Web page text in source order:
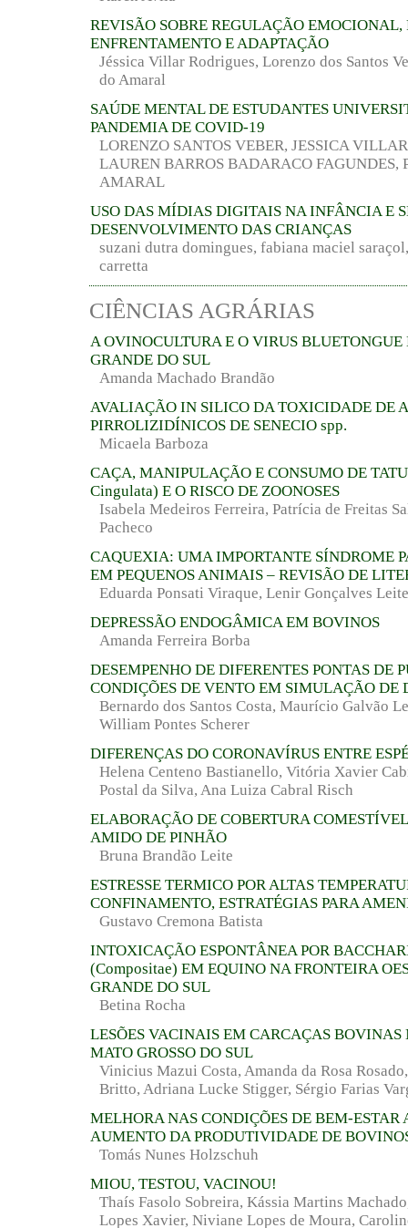
REVISÃO SOBRE REGULAÇÃO EMOCIONAL,
ENFRENTAMENTO E ADAPTAÇÃO
Jéssica Villar Rodrigues, Lorenzo dos Santos
do Amaral
SAÚDE MENTAL DE ESTUDANTES
PANDEMIA DE COVID-19
LORENZO SANTOS VEBER, JESSICA
LAUREN BARROS BADARACO FAGUNDES,
AMARAL
USO DAS MÍDIAS DIGITAIS NA INFÂNCIA E
DESENVOLVIMENTO DAS CRIANÇAS
suzani dutra domingues, fabiana maciel
carretta
CIÊNCIAS AGRÁRIAS
A OVINOCULTURA E O VIRUS BLUETONGUE
GRANDE DO SUL
Amanda Machado Brandão
AVALIAÇÃO IN SILICO DA TOXICIDADE DE
PIRROLIZIDÍNICOS DE SENECIO spp.
Micaela Barboza
CAÇA, MANIPULAÇÃO E CONSUMO DE
Cingulata) E O RISCO DE ZOONOSES
Isabela Medeiros Ferreira, Patrícia de Freitas
Pacheco
CAQUEXIA: UMA IMPORTANTE SÍNDROME
EM PEQUENOS ANIMAIS – REVISÃO DE
Eduarda Ponsati Viraque, Lenir Gonçalves Leite
DEPRESSÃO ENDOGÂMICA EM BOVINOS
Amanda Ferreira Borba
DESEMPENHO DE DIFERENTES PONTAS DE
CONDIÇÕES DE VENTO EM SIMULAÇÃO DE
Bernardo dos Santos Costa, Maurício Galvão
William Pontes Scherer
DIFERENÇAS DO CORONAVÍRUS ENTRE
Helena Centeno Bastianello, Vitória Xavier
Postal da Silva, Ana Luiza Cabral Risch
ELABORAÇÃO DE COBERTURA
AMIDO DE PINHÃO
Bruna Brandão Leite
ESTRESSE TERMICO POR ALTAS
CONFINAMENTO, ESTRATÉGIAS PARA
Gustavo Cremona Batista
INTOXICAÇÃO ESPONTÂNEA POR
(Compositae) EM EQUINO NA FRONTEIRA
GRANDE DO SUL
Betina Rocha
LESÕES VACINAIS EM CARCAÇAS BOVINAS
MATO GROSSO DO SUL
Vinicius Mazui Costa, Amanda da Rosa
Britto, Adriana Lucke Stigger, Sérgio Farias
MELHORA NAS CONDIÇÕES DE BEM-ESTAR
AUMENTO DA PRODUTIVIDADE DE
Tomás Nunes Holzschuh
MIOU, TESTOU, VACINOU!
Thaís Fasolo Sobreira, Kássia Martins
Lopes Xavier, Niviane Lopes de Moura,